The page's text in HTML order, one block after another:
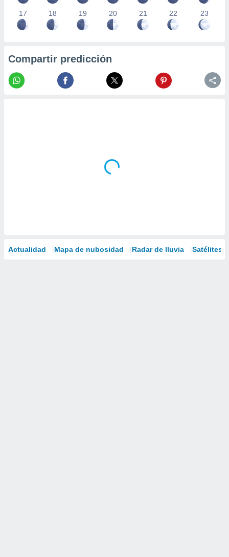
17 18 19 20 21 22 23
Compartir predicción
Actualidad Mapa de nubosidad Radar de lluvia Satélites